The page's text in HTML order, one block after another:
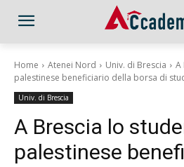
Home Atenei Nord Univ. di Brescia
A
palestinese beneficiario della borsa di
Univ. di Brescia
A Brescia lo
palestinese